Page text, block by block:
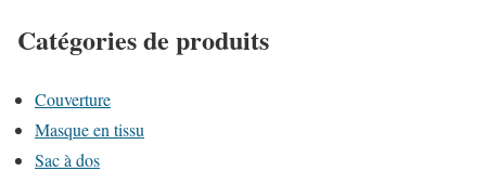
Catégories de produits
Couverture
Masque en tissu
Sac à dos